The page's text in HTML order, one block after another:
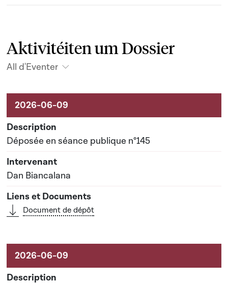
Aktivitéiten um Dossier
All d'Eventer
Aktivitéiten um Dossier
Déposée en séance publique n°145
Dan Biancalana
Document de dépôt